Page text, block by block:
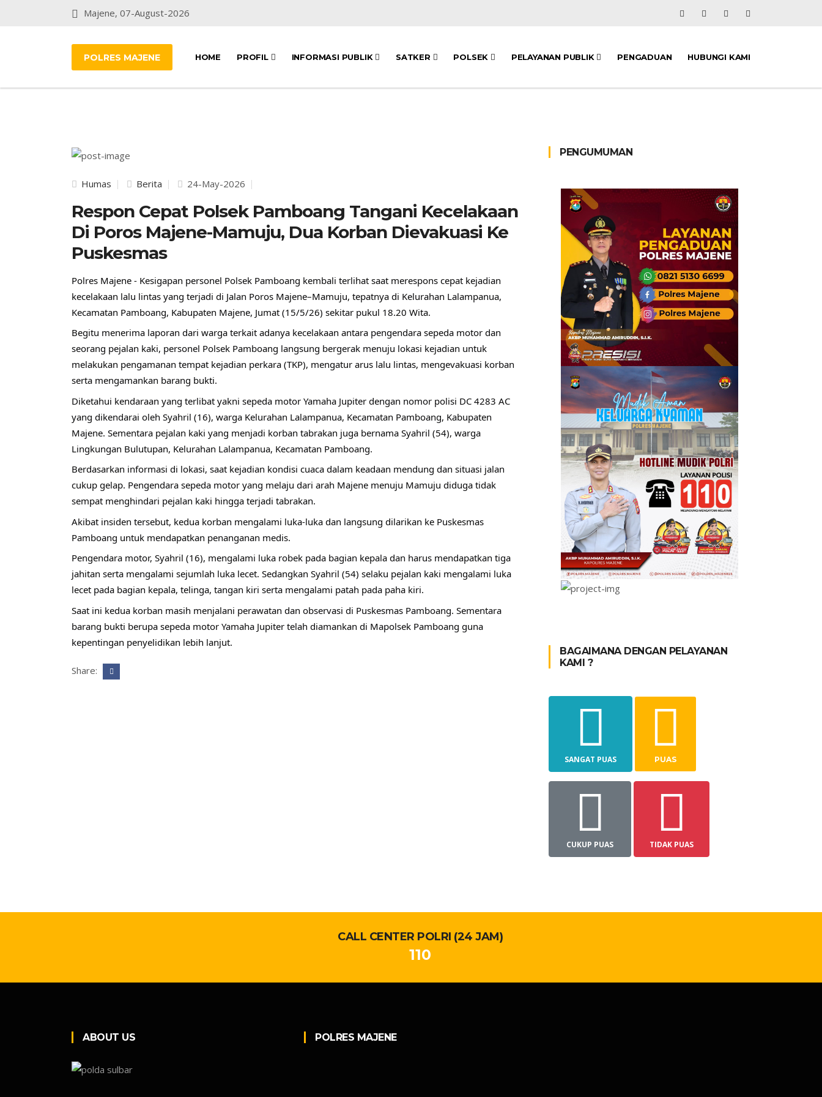
Majene, 07-August-2026
POLRES MAJENE HOME PROFIL INFORMASI PUBLIK SATKER POLSEK PELAYANAN PUBLIK PENGADUAN HUBUNGI KAMI
Humas Berita 24-May-2026
Respon Cepat Polsek Pamboang Tangani Kecelakaan
Di Poros Majene-Mamuju, Dua Korban Dievakuasi Ke
Puskesmas
Polres Majene - Kesigapan personel Polsek Pamboang kembali terlihat saat merespons cepat kejadian
kecelakaan lalu lintas yang terjadi di Jalan Poros Majene–Mamuju, tepatnya di Kelurahan Lalampanua,
Kecamatan Pamboang, Kabupaten Majene, Jumat (15/5/26) sekitar pukul 18.20 Wita.
Begitu menerima laporan dari warga terkait adanya kecelakaan antara pengendara sepeda motor dan
seorang pejalan kaki, personel Polsek Pamboang langsung bergerak menuju lokasi kejadian untuk
melakukan pengamanan tempat kejadian perkara (TKP), mengatur arus lalu lintas, mengevakuasi korban
serta mengamankan barang bukti.
Diketahui kendaraan yang terlibat yakni sepeda motor Yamaha Jupiter dengan nomor polisi DC 4283 AC
yang dikendarai oleh Syahril (16), warga Kelurahan Lalampanua, Kecamatan Pamboang, Kabupaten
Majene. Sementara pejalan kaki yang menjadi korban tabrakan juga bernama Syahril (54), warga
Lingkungan Bulutupan, Kelurahan Lalampanua, Kecamatan Pamboang.
Berdasarkan informasi di lokasi, saat kejadian kondisi cuaca dalam keadaan mendung dan situasi jalan
cukup gelap. Pengendara sepeda motor yang melaju dari arah Majene menuju Mamuju diduga tidak
sempat menghindari pejalan kaki hingga terjadi tabrakan.
Akibat insiden tersebut, kedua korban mengalami luka-luka dan langsung dilarikan ke Puskesmas
Pamboang untuk mendapatkan penanganan medis.
Pengendara motor, Syahril (16), mengalami luka robek pada bagian kepala dan harus mendapatkan tiga
jahitan serta mengalami sejumlah luka lecet. Sedangkan Syahril (54) selaku pejalan kaki mengalami luka
lecet pada bagian kepala, telinga, tangan kiri serta mengalami patah pada paha kiri.
Saat ini kedua korban masih menjalani perawatan dan observasi di Puskesmas Pamboang. Sementara
barang bukti berupa sepeda motor Yamaha Jupiter telah diamankan di Mapolsek Pamboang guna
kepentingan penyelidikan lebih lanjut.
Share:
PENGUMUMAN
BAGAIMANA DENGAN PELAYANAN
KAMI ?
SANGAT PUAS PUAS
CUKUP PUAS TIDAK PUAS
CALL CENTER POLRI (24 JAM)
110
ABOUT US POLRES MAJENE